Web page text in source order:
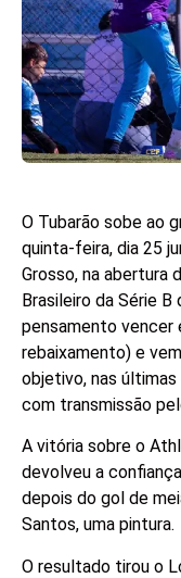
O Tubarão sobe ao
quinta-feira, dia 25
Grosso, na abertura
Brasileiro da Série
pensamento vencer
rebaixamento) e
objetivo, nas
com transmissão
A vitória sobre o
devolveu a
depois do gol de
Santos, uma pintura.
O resultado tirou o